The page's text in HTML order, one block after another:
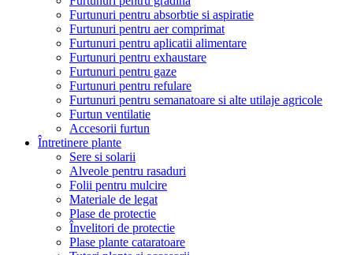
Furtunuri pentru absorbtie si aspiratie
Furtunuri pentru aer comprimat
Furtunuri pentru aplicatii alimentare
Furtunuri pentru exhaustare
Furtunuri pentru gaze
Furtunuri pentru refulare
Furtunuri pentru semanatoare si alte utilaje agricole
Furtun ventilatie
Accesorii furtun
Întretinere plante
Sere si solarii
Alveole pentru rasaduri
Folii pentru mulcire
Materiale de legat
Plase de protectie
Învelitori de protectie
Plase plante cataratoare